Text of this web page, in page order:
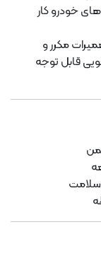
خودرو کار
مکرر و
قابل توجه
سلامت